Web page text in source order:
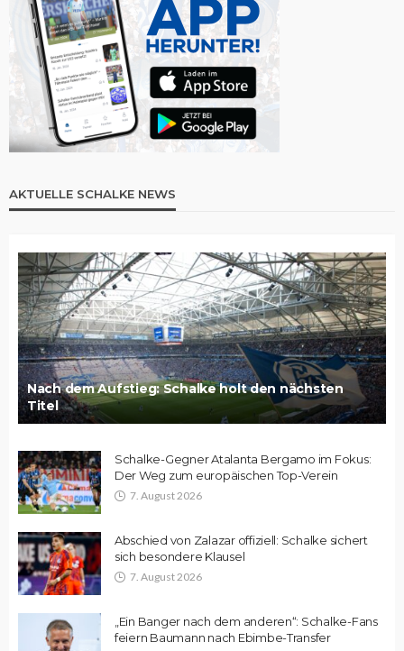
AKTUELLE SCHALKE NEWS
Nach dem Aufstieg: Schalke holt den nächsten
Titel
Schalke-Gegner Atalanta Bergamo im Fokus:
Der Weg zum europäischen Top-Verein
7. August 2026
Abschied von Zalazar offiziell: Schalke sichert
sich besondere Klausel
7. August 2026
„Ein Banger nach dem anderen“: Schalke-Fans
feiern Baumann nach Ebimbe-Transfer